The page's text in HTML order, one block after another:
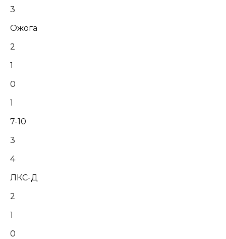
3
Ожога
2
1
0
1
7-10
3
4
ЛКС-Д
2
1
0